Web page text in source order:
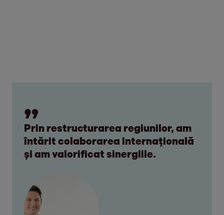
Prin restructurarea regiunilor, am
întărit colaborarea internațională
și am valorificat sinergiile.